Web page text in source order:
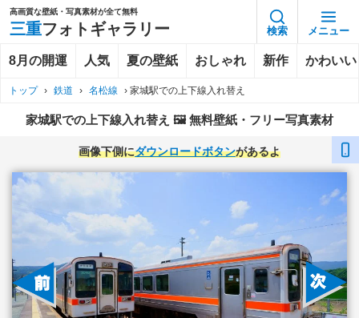
高画質な壁紙・写真素材が全て無料
三重フォトギャラリー 検索 メニュー
8月の開運 人気 夏の壁紙 おしゃれ 新作 かわいい
トップ › 鉄道 › 名松線 › 家城駅での上下線入れ替え
家城駅での上下線入れ替え 🖼️ 無料壁紙・フリー写真素材
画像下側にダウンロードボタンがあるよ